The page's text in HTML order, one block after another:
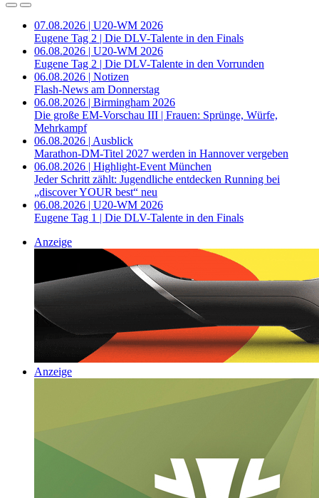
07.08.2026 | U20-WM 2026
Eugene Tag 2 | Die DLV-Talente in den Finals
06.08.2026 | U20-WM 2026
Eugene Tag 2 | Die DLV-Talente in den Vorrunden
06.08.2026 | Notizen
Flash-News am Donnerstag
06.08.2026 | Birmingham 2026
Die große EM-Vorschau III | Frauen: Sprünge, Würfe,
Mehrkampf
06.08.2026 | Ausblick
Marathon-DM-Titel 2027 werden in Hannover vergeben
06.08.2026 | Highlight-Event München
Jeder Schritt zählt: Jugendliche entdecken Running bei
„discover YOUR best“ neu
06.08.2026 | U20-WM 2026
Eugene Tag 1 | Die DLV-Talente in den Finals
Anzeige
Anzeige